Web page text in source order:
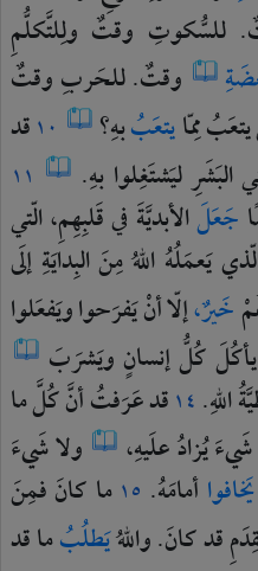
للسُّكوتِ وقتٌ ولِلتَّكلُّمِ
وقتٌ.للحَربِوقتٌ
يتعَبُمِمّايتعَبُبهِ؟ ١٠قد
البَشَرِليَشتَغِلوابهِ. ١١
جَعَلَالأبديَّةَفيقَلبِهِمِ،الّتي
يَعمَلُهُاللهُمِنَالبِدايَةِإلَى
خَيرٌ،إلّاأنْيَفرَحواويَفعَلوا
يأكُلَكُلُّإنسانٍويَشرَبَ
اللهِ. ١٤قدعَرَفتُأنَّكُلَّما
شَيءَيُزادُعلَيهِ، ولاشَيءَ
يَخافواأمامَهُ. ١٥ ماكانَفمِنَ
قدكانَ.واللهُيَطلُبُماقد